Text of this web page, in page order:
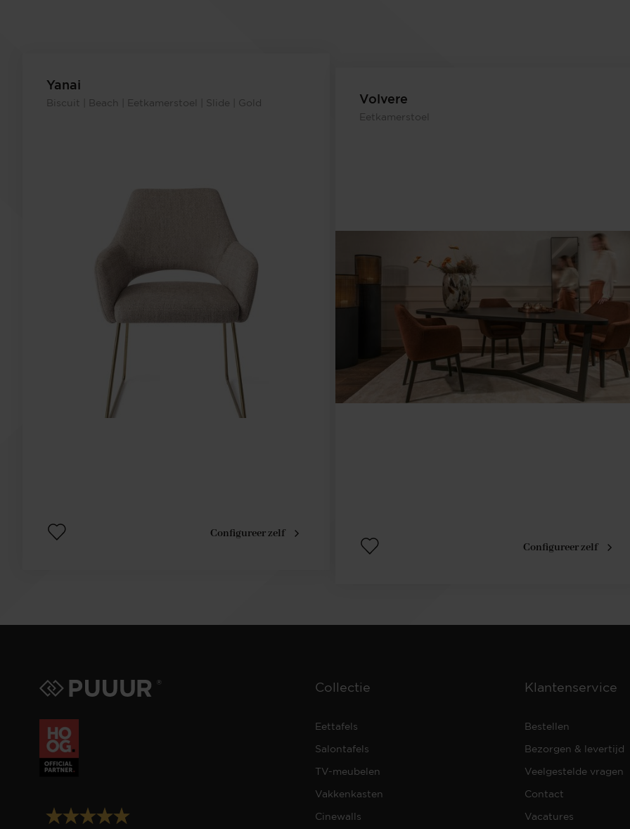
Yanai
Biscuit | Beach | Eetkamerstoel | Slide | Gold
Configureer zelf
Volvere
Eetkamerstoel
Configureer zelf
Collectie
Eettafels
Salontafels
TV-meubelen
Vakkenkasten
Cinewalls
Klantenservice
Bestellen
Bezorgen & levertijd
Veelgestelde vragen
Contact
Vacatures